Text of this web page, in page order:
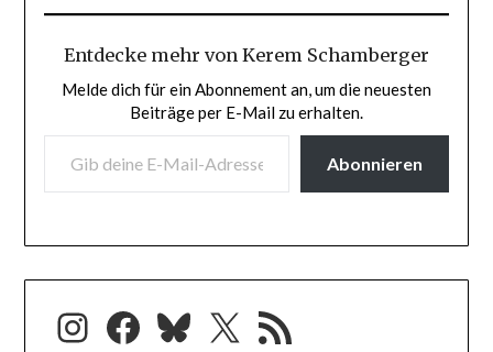
Entdecke mehr von Kerem Schamberger
Melde dich für ein Abonnement an, um die neuesten
Beiträge per E-Mail zu erhalten.
GIB DEINE E-MAIL-ADRESSE EIN ...
Abonnieren
Instagram
Facebook
Bluesky
X RSS-Feed